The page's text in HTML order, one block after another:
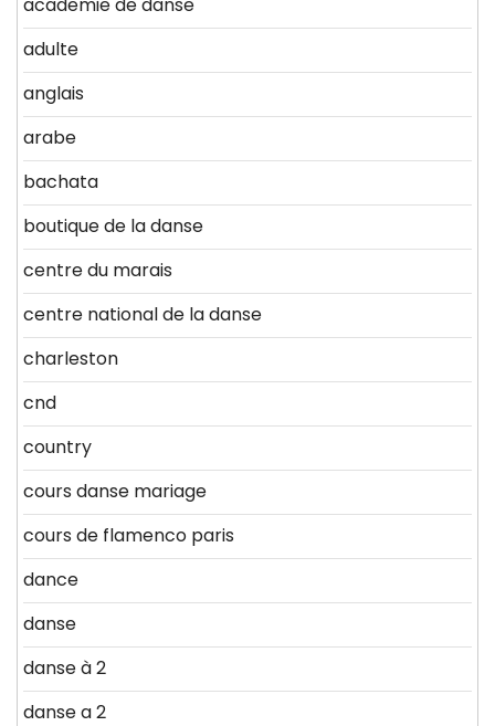
academie de danse
adulte
anglais
arabe
bachata
boutique de la danse
centre du marais
centre national de la danse
charleston
cnd
country
cours danse mariage
cours de flamenco paris
dance
danse
danse à 2
danse a 2